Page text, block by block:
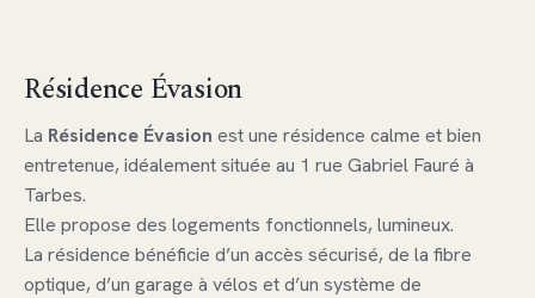
Résidence Évasion
La Résidence Évasion est une résidence calme et bien
entretenue, idéalement située au 1 rue Gabriel Fauré à
Tarbes.
Elle propose des logements fonctionnels, lumineux.
La résidence bénéficie d’un accès sécurisé, de la fibre
optique, d’un garage à vélos et d’un système de